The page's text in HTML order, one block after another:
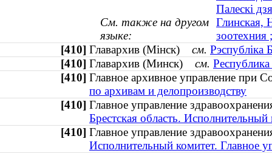
Палескі
См. также на другом
языке:
Глинская,
зоотехния
[410] Главархив (Мінск) см. Рэспубліка
[410] Главархив (Минск) см.
[410] Главное архивное управление
по архивам и делопроизводству
[410] Главное управление
Брестская область.
[410] Главное управление
Исполнительный комитет. Главное